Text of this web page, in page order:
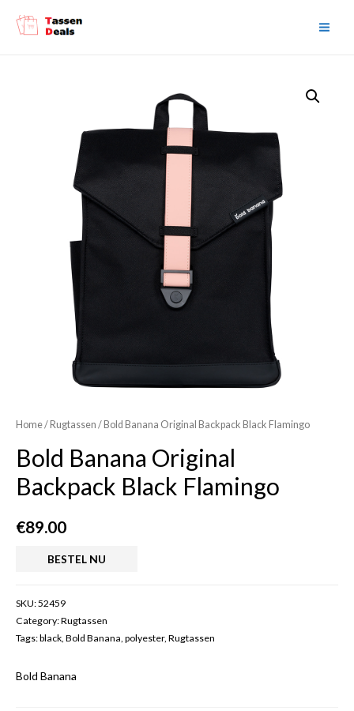
Home/ Rugtassen / Bold Banana Original Backpack Black Flamingo
Bold Banana Original
Backpack Black Flamingo
€89.00
BESTEL NU
SKU:52459
Category:Rugtassen
Tags:black, Bold Banana, polyester, Rugtassen
Bold Banana